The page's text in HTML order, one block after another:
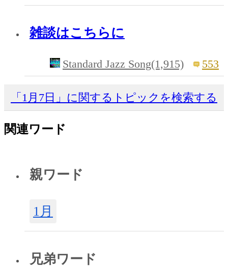
雑談はこちらに
Standard Jazz Song(1,915) 553
「1月7日」に関するトピックを検索する
関連ワード
親ワード
1月
兄弟ワード